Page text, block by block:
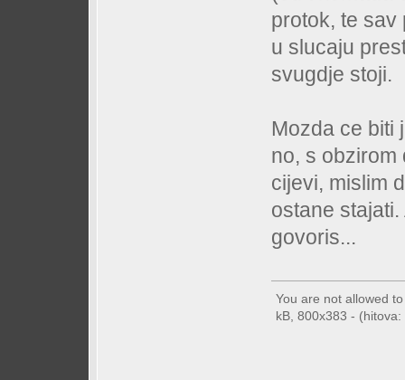
protok, te sav
u slucaju
svugdje stoji.
Mozda ce biti
no, s obzirom
cijevi, mislim
ostane
govoris...
You are not allowed
kB, 800x383 -